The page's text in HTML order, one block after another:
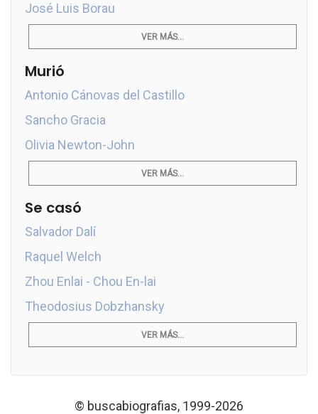
José Luis Borau
VER MÁS...
Murió
Antonio Cánovas del Castillo
Sancho Gracia
Olivia Newton-John
VER MÁS...
Se casó
Salvador Dalí
Raquel Welch
Zhou Enlai - Chou En-lai
Theodosius Dobzhansky
VER MÁS...
© buscabiografias, 1999-2026